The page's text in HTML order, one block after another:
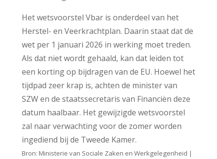
Het wetsvoorstel Vbar is onderdeel van het
Herstel- en Veerkrachtplan. Daarin staat dat de
wet per 1 januari 2026 in werking moet treden.
Als dat niet wordt gehaald, kan dat leiden tot
een korting op bijdragen van de EU. Hoewel het
tijdpad zeer krap is, achten de minister van
SZW en de staatssecretaris van Financiën deze
datum haalbaar. Het gewijzigde wetsvoorstel
zal naar verwachting voor de zomer worden
ingediend bij de Tweede Kamer.
Bron: Ministerie van Sociale Zaken en Werkgelegenheid |